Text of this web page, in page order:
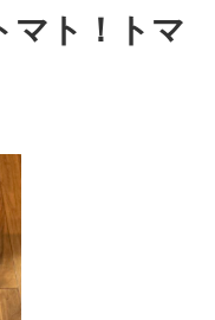
マト！トマ